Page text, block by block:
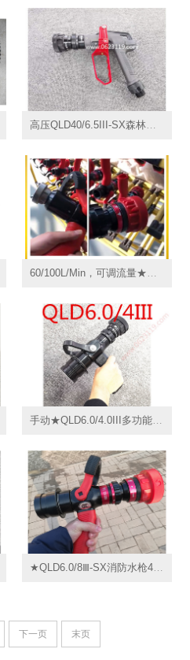
高压QLD40/6.5III-SX森林灭火多功能消防水枪,导流式直流喷雾水枪
★QLD6.0/8Ⅲ-SX消防水枪475L无后座力直流喷雾水枪,QWKT8.0A150-550A,7Bar多功能消防喷枪,导流式
下一页 末页